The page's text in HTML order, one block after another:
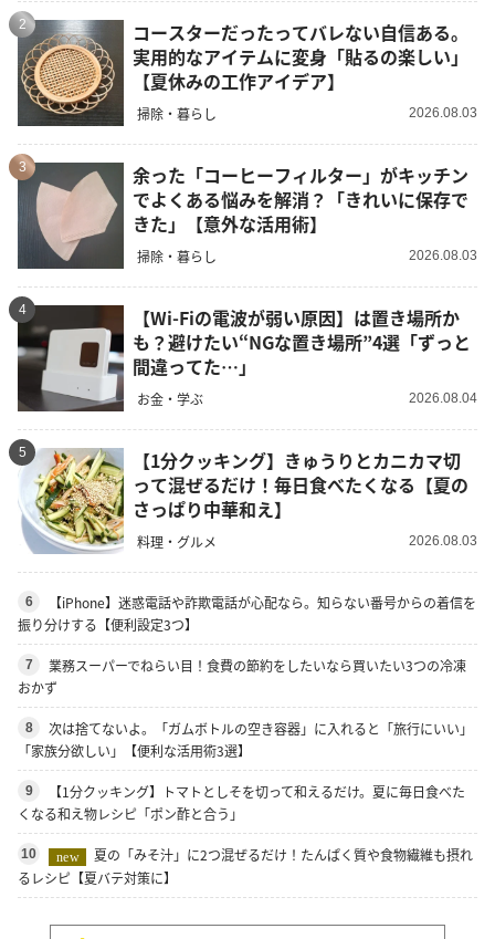
2
コースターだったってバレない自信ある。
実用的なアイテムに変身「貼るの楽しい」
【夏休みの工作アイデア】
掃除・暮らし 2026.08.03
3
余った「コーヒーフィルター」がキッチン
でよくある悩みを解消？「きれいに保存で
きた」【意外な活用術】
掃除・暮らし 2026.08.03
4
【Wi-Fiの電波が弱い原因】は置き場所か
も？避けたい“NGな置き場所”4選「ずっと
間違ってた…」
お金・学ぶ 2026.08.04
5
【1分クッキング】きゅうりとカニカマ切
って混ぜるだけ！毎日食べたくなる【夏の
さっぱり中華和え】
料理・グルメ 2026.08.03
6
【iPhone】迷惑電話や詐欺電話が心配なら。知らない番号からの着信を
振り分けする【便利設定3つ】
7
業務スーパーでねらい目！食費の節約をしたいなら買いたい3つの冷凍
おかず
8
次は捨てないよ。「ガムボトルの空き容器」に入れると「旅行にいい」
「家族分欲しい」【便利な活用術3選】
9
【1分クッキング】トマトとしそを切って和えるだけ。夏に毎日食べた
くなる和え物レシピ「ポン酢と合う」
10 new
夏の「みそ汁」に2つ混ぜるだけ！たんぱく質や食物繊維も摂れ
るレシピ【夏バテ対策に】